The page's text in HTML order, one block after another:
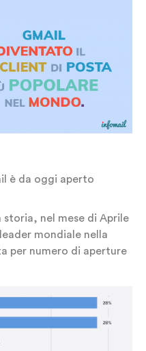
è da oggi aperto
storia, nel mese di Aprile
mondiale nella
per numero di aperture